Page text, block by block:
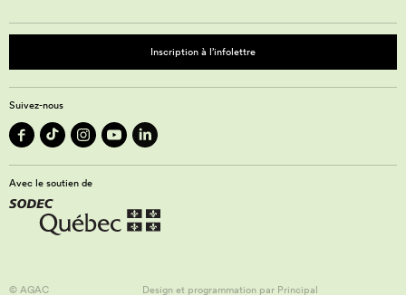
Inscription à l’infolettre
Suivez-nous
Avec le soutien de
© AGAC Design et programmation par Principal